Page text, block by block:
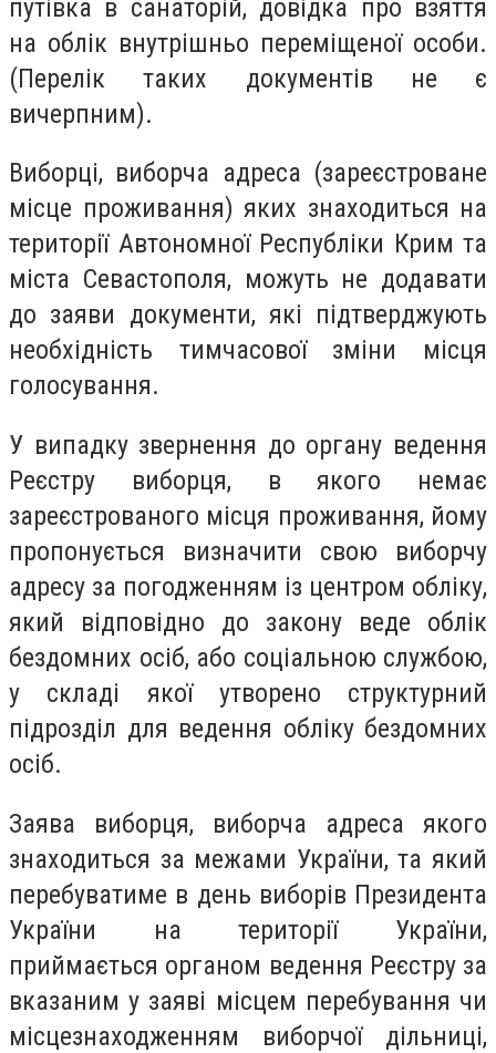
путівка в санаторій, довідка про взяття
на облік внутрішньо переміщеної особи.
(Перелік таких документів не є
вичерпним).
Виборці, виборча адреса (зареєстроване
місце проживання) яких знаходиться на
території Автономної Республіки Крим та
міста Севастополя, можуть не додавати
до заяви документи, які підтверджують
необхідність тимчасової зміни місця
голосування.
У випадку звернення до органу ведення
Реєстру виборця, в якого немає
зареєстрованого місця проживання, йому
пропонується визначити свою виборчу
адресу за погодженням із центром обліку,
який відповідно до закону веде облік
бездомних осіб, або соціальною службою,
у складі якої утворено структурний
підрозділ для ведення обліку бездомних
осіб.
Заява виборця, виборча адреса якого
знаходиться за межами України, та який
перебуватиме в день виборів Президента
України на території України,
приймається органом ведення Реєстру за
вказаним у заяві місцем перебування чи
місцезнаходженням виборчої дільниці,